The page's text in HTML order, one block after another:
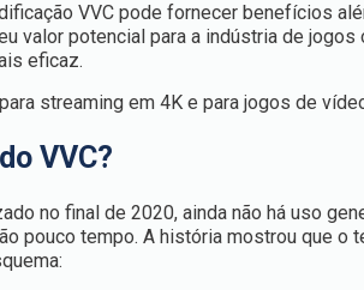
VVC pode fornecer benefícios
valor potencial para a indústria de jogos
eficaz.
streaming em 4K e para jogos de
VVC?
no final de 2020, ainda não há uso
pouco tempo. A história mostrou que